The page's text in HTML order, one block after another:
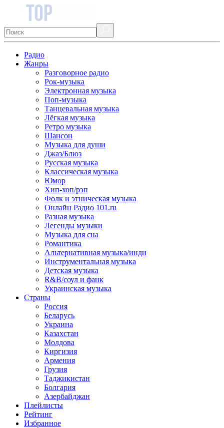
Радио
Жанры
Разговорное радио
Рок-музыка
Электронная музыка
Поп-музыка
Танцевальная музыка
Лёгкая музыка
Ретро музыка
Шансон
Музыка для души
Джаз/Блюз
Русская музыка
Классическая музыка
Юмор
Хип-хоп/рэп
Фолк и этническая музыка
Онлайн Радио 101.ru
Разная музыка
Легенды музыки
Музыка для сна
Романтика
Альтернативная музыка/инди
Инструментальная музыка
Детская музыка
R&B/cоул и фанк
Украинская музыка
Страны
Россия
Беларусь
Украина
Казахстан
Молдова
Киргизия
Армения
Грузия
Таджикистан
Болгария
Азербайджан
Плейлисты
Рейтинг
Избранное